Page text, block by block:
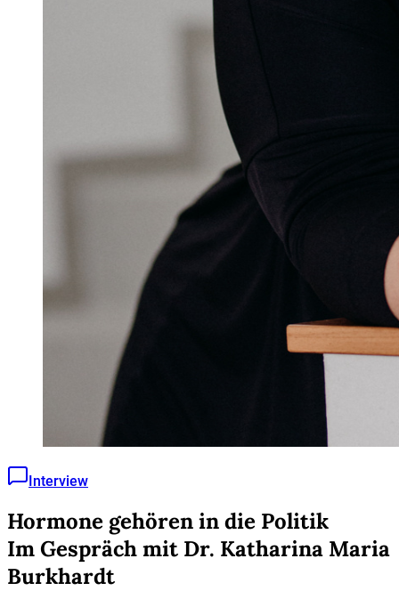
Interview
Hormone gehören in die Politik
Im Gespräch mit Dr. Katharina Maria
Burkhardt